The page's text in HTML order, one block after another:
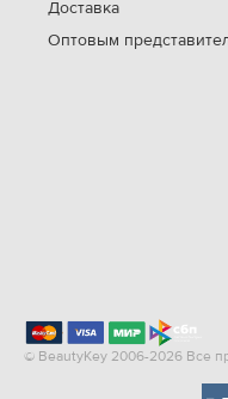
Доставка
Оптовым
© BeautyKey 2006-2026 Все